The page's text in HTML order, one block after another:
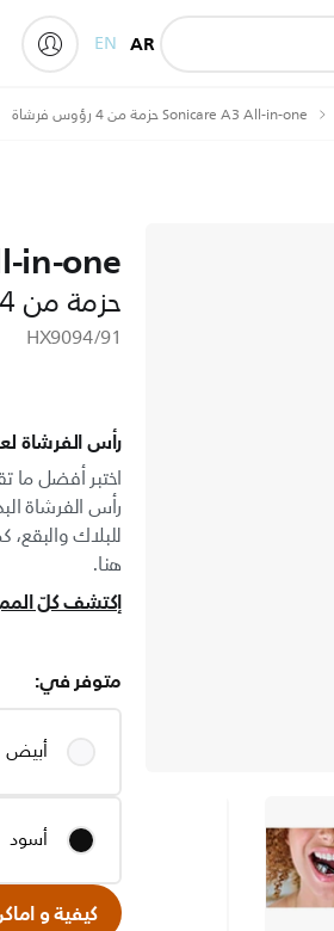
AR
EN
Sonicare A3 All-in-one حزمة من 4 رؤوس فرشاة
in-one
حزمة من 4 رؤوس فرشاة
HX9094/91
رأس الفرشاة
رأس الفرشاة
للبلاك
هنا.
إكتشف كلّ
متوفر في:
أبيض
أسود
كيفية و